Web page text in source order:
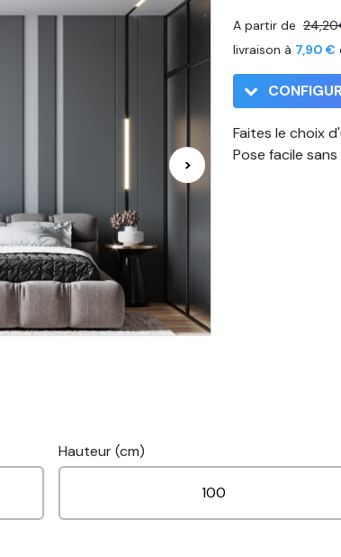
>
A partir de
livraison à 7,90 €
Faites le choix
Pose facile sans
Hauteur (cm)